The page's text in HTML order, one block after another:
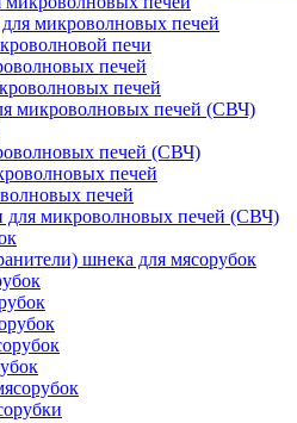
микроволновых печей
печи
печей
печей
микроволновых печей (СВЧ)
печей (СВЧ)
печей
печей
для микроволновых печей (СВЧ)
шнека для мясорубок